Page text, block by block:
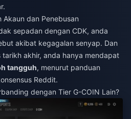
Akaun dan Penebusan
sepadan dengan CDK, anda
akibat kegagalan senyap. Dan
tarikh akhir, anda hanya mendapat
tangguh, menurut panduan
Reddit.
dengan Tier G-COIN Lain?